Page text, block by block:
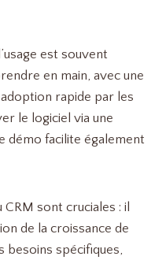
est souvent
en main, avec une
rapide par les
le logiciel via une
démo facilite également
sont cruciales : il
de la croissance de
besoins spécifiques,